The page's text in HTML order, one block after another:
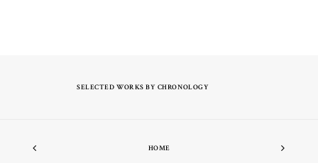
SELECTED WORKS BY CHRONOLOGY
HOME